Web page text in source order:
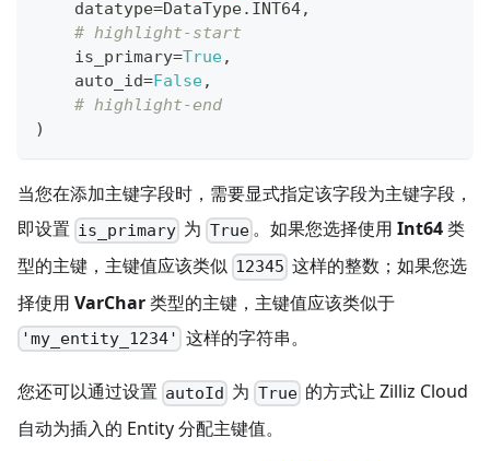
    datatype
=DataType. INT64,
# highlight-start
    is_primary
=True,
    auto_id
=False,
# highlight-end
)
当您在添加主键字段时，需要显式指定该字段为主键字段，
即设置 is_primary 为 True。如果您选择使用 Int64类
型的主键，主键值应该类似 12345 这样的整数；如果您选
择使用 VarChar类型的主键，主键值应该类似于
'my_entity_1234' 这样的字符串。
您还可以通过设置 autoId 为 True的方式让 Zilliz Cloud
自动为插入的 Entity 分配主键值。